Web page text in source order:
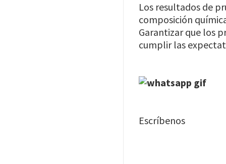
Los resultados de
composición
Garantizar que los
cumplir las
Image
Escríbenos